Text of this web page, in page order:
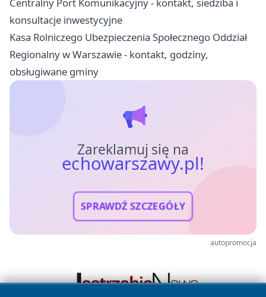
Centralny Port Komunikacyjny - kontakt, siedziba i
konsultacje inwestycyjne
Kasa Rolniczego Ubezpieczenia Społecznego Oddział
Regionalny w Warszawie - kontakt, godziny,
obsługiwane gminy
Zareklamuj się na
echowarszawy.pl!
SPRAWDŹ SZCZEGÓŁY
autopromocja